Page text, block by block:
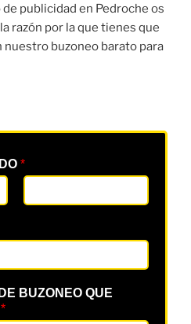
publicidad en Pedroche os
razón por la que tienes que
buzoneo barato para
*
BUZONEO QUE
*